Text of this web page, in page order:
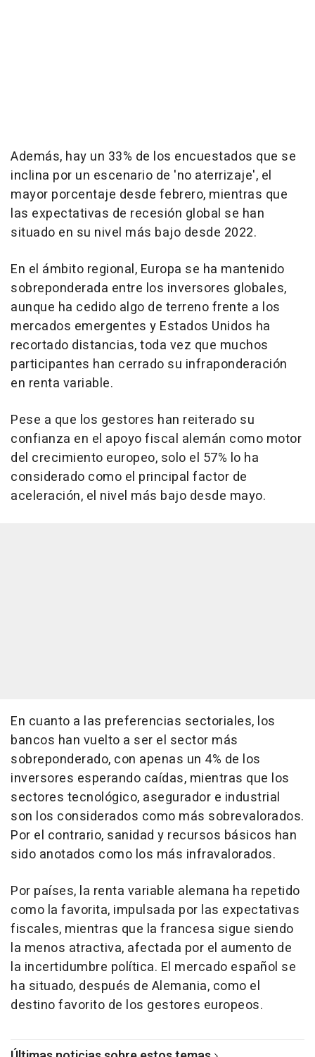
Además, hay un 33% de los encuestados que se
inclina por un escenario de 'no aterrizaje', el
mayor porcentaje desde febrero, mientras que
las expectativas de recesión global se han
situado en su nivel más bajo desde 2022.
En el ámbito regional, Europa se ha mantenido
sobreponderada entre los inversores globales,
aunque ha cedido algo de terreno frente a los
mercados emergentes y Estados Unidos ha
recortado distancias, toda vez que muchos
participantes han cerrado su infraponderación
en renta variable.
Pese a que los gestores han reiterado su
confianza en el apoyo fiscal alemán como motor
del crecimiento europeo, solo el 57% lo ha
considerado como el principal factor de
aceleración, el nivel más bajo desde mayo.
En cuanto a las preferencias sectoriales, los
bancos han vuelto a ser el sector más
sobreponderado, con apenas un 4% de los
inversores esperando caídas, mientras que los
sectores tecnológico, asegurador e industrial
son los considerados como más sobrevalorados.
Por el contrario, sanidad y recursos básicos han
sido anotados como los más infravalorados.
Por países, la renta variable alemana ha repetido
como la favorita, impulsada por las expectativas
fiscales, mientras que la francesa sigue siendo
la menos atractiva, afectada por el aumento de
la incertidumbre política. El mercado español se
ha situado, después de Alemania, como el
destino favorito de los gestores europeos.